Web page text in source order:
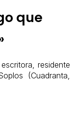
que
residente
(Cuadranta,